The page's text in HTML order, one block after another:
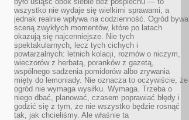
wszystko nie wydaje się wielkimi sprawami, a
jednak realnie wpływa na codzienność. Ogród bywa
sceną zwykłych momentów, które po latach
okazują się najcenniejsze. Nie tych
spektakularnych, lecz tych cichych i
powtarzalnych: letnich kolacji, rozmów o niczym,
wieczorów z herbatą, poranków z gazetą,
wspólnego sadzenia pomidorów albo zrywania
mięty do lemoniady. Nie oznacza to oczywiście, że
ogród nie wymaga wysiłku. Wymaga. Trzeba o
niego dbać, planować, czasem poprawiać błędy i
godzić się z tym, że nie wszystko będzie rosnąć
tak, jak chcieliśmy. Ale właśnie ta